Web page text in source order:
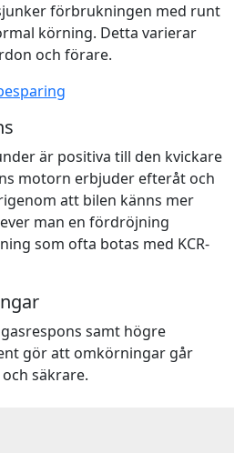
förbrukningen med runt
körning. Detta varierar
och förare.
är positiva till den kvickare
motorn erbjuder efteråt och
att bilen känns mer
man en fördröjning
som ofta botas med KCR-
samt högre
gör att omkörningar går
säkrare.